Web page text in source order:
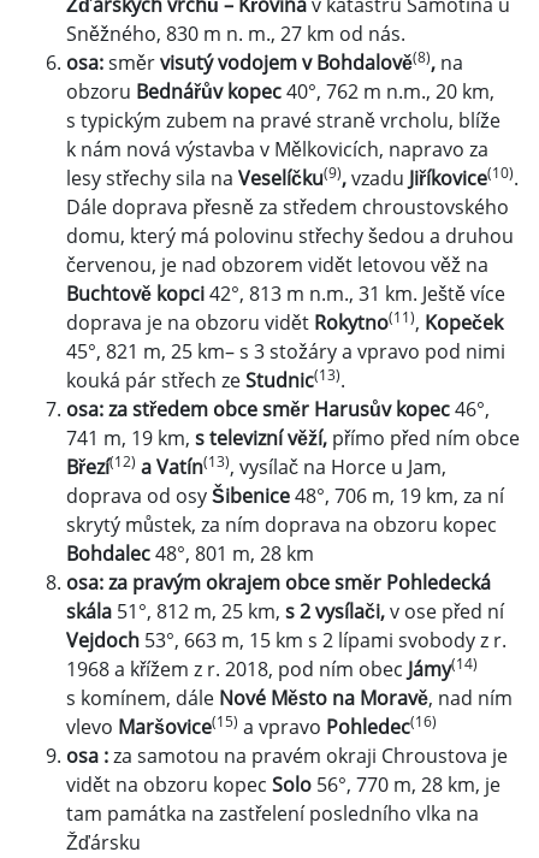
Sněžného, 830 m n. m., 27 km od nás.
osa:směrvisutý vodojem v Bohdalově(8), na
obzoru Bednářův kopec40°, 762 m n.m., 20 km,
s typickým zubem na pravé straně vrcholu, blíže
k nám nová výstavba v Mělkovicích, napravo za
lesy střechy sila na Veselíčku(9),vzadu Jiříkovice(10).
Dále doprava přesně za středem chroustovského
domu, který má polovinu střechy šedou a druhou
červenou, je nad obzorem vidět letovou věž na
Buchtově kopci42°, 813 m n.m., 31 km. Ještě více
doprava je na obzoru vidět Rokytno(11), Kopeček
45°, 821 m, 25 km– s 3 stožáry a vpravo pod nimi
kouká pár střech zeStudnic(13).
osa: za středem obce směr Harusův kopec46°,
741 m, 19 km, s televizní věží, přímo před ním obce
Březí(12) a Vatín(13), vysílač na Horce u Jam,
doprava od osyŠibenice48°, 706 m, 19 km, za ní
skrytý můstek, za ním doprava na obzoru kopec
Bohdalec48°, 801 m, 28 km
osa: za pravým okrajem obce směr Pohledecká
skála 51°, 812 m, 25 km, s 2 vysílači,v ose před ní
Vejdoch 53°, 663 m, 15 km s 2 lípami svobody z r.
1968 a křížem z r. 2018, pod ním obec Jámy(14)
s komínem, dále Nové Město na Moravě, nad ním
vlevo Maršovice(15) a vpravo Pohledec(16)
osa :za samotou na pravém okraji Chroustova je
vidět na obzoru kopec Solo 56°, 770 m, 28 km, je
tam památka na zastřelení posledního vlka na
Žďársku